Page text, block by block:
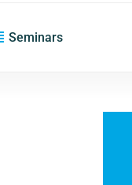
Seminars